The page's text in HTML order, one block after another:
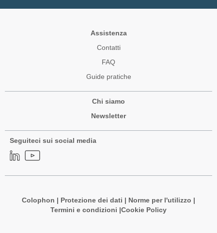
Assistenza
Contatti
FAQ
Guide pratiche
Chi siamo
Newsletter
Seguiteci sui social media
Colophon | Protezione dei dati | Norme per l'utilizzo |
Termini e condizioni |Cookie Policy